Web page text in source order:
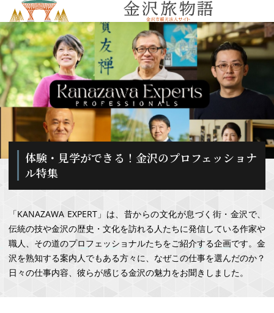
体験・見学ができる！金沢のプロフェッショナ
ル特集
「KANAZAWA EXPERT」は、昔からの文化が息づく街・金沢で、
伝統の技や金沢の歴史・文化を訪れる人たちに発信している作家や
職人、その道のプロフェッショナルたちをご紹介する企画です。金
沢を熟知する案内人でもある方々に、なぜこの仕事を選んだのか？
日々の仕事内容、彼らが感じる金沢の魅力をお聞きしました。